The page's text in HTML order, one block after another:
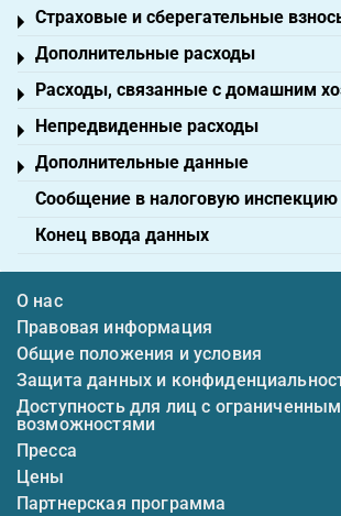
Страховые и сберегательные
Toggle menu
Дополнительные расходы
Toggle menu
Расходы, связанные с домашним
Toggle menu
Непредвиденные расходы
Toggle menu
Дополнительные данные
Toggle menu
Сообщение в налоговую инспекцию
Конец ввода данных
О нас
Правовая информация
Общие положения и условия
Защита данных и
Доступность для лиц с
возможностями
Пресса
Цены
Партнерская программа